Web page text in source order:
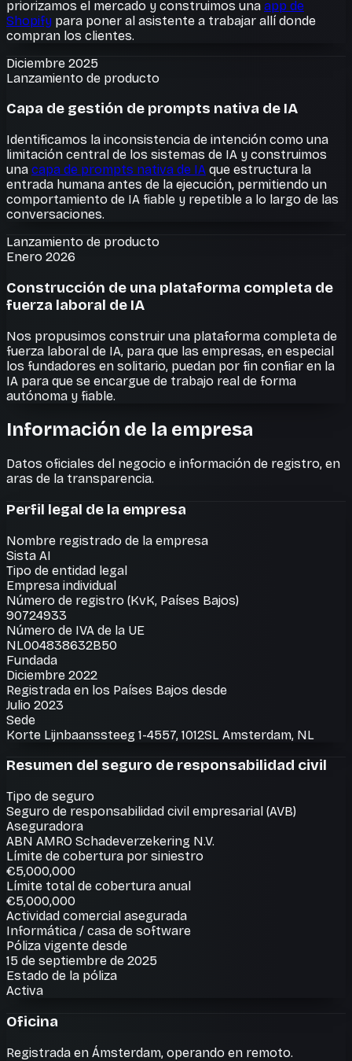
priorizamos el mercado y construimos una app de
Shopify para poner al asistente a trabajar allí donde
compran los clientes.
Diciembre 2025
Lanzamiento de producto
Capa de gestión de prompts nativa de IA
Identificamos la inconsistencia de intención como una
limitación central de los sistemas de IA y construimos
una capa de prompts nativa de IA que estructura la
entrada humana antes de la ejecución, permitiendo un
comportamiento de IA fiable y repetible a lo largo de las
conversaciones.
Lanzamiento de producto
Enero 2026
Construcción de una plataforma completa de
fuerza laboral de IA
Nos propusimos construir una plataforma completa de
fuerza laboral de IA, para que las empresas, en especial
los fundadores en solitario, puedan por fin confiar en la
IA para que se encargue de trabajo real de forma
autónoma y fiable.
Información de la empresa
Datos oficiales del negocio e información de registro, en
aras de la transparencia.
Perfil legal de la empresa
Nombre registrado de la empresa
Sista AI
Tipo de entidad legal
Empresa individual
Número de registro (KvK, Países Bajos)
90724933
Número de IVA de la UE
NL004838632B50
Fundada
Diciembre 2022
Registrada en los Países Bajos desde
Julio 2023
Sede
Korte Lijnbaanssteeg 1-4557, 1012SL Amsterdam, NL
Resumen del seguro de responsabilidad civil
Tipo de seguro
Seguro de responsabilidad civil empresarial (AVB)
Aseguradora
ABN AMRO Schadeverzekering N.V.
Límite de cobertura por siniestro
€5,000,000
Límite total de cobertura anual
€5,000,000
Actividad comercial asegurada
Informática / casa de software
Póliza vigente desde
15 de septiembre de 2025
Estado de la póliza
Activa
Oficina
Registrada en Ámsterdam, operando en remoto.